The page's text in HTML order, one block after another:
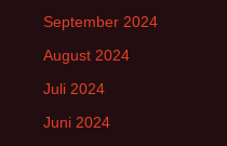
September 2024
August 2024
Juli 2024
Juni 2024